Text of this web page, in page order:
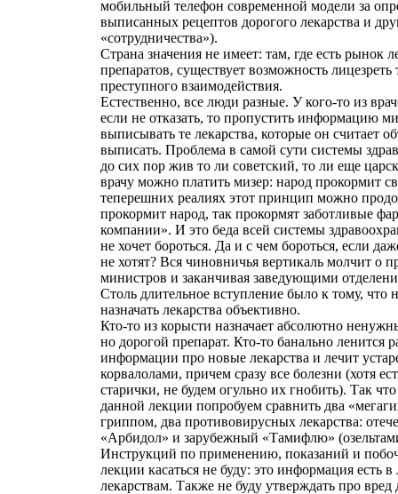
мобильный телефон современной модели за
выписанных рецептов дорогого лекарства и
«сотрудничества»).
Страна значения не имеет: там, где есть рынок
препаратов, существует возможность
преступного взаимодействия.
Естественно, все люди разные. У кого-то из
если не отказать, то пропустить информацию
выписывать те лекарства, которые он считает
выписать. Проблема в самой сути системы
до сих пор жив то ли советский, то ли еще
врачу можно платить мизер: народ прокормит
теперешних реалиях этот принцип можно
прокормит народ, так прокормят заботливые
компании». И это беда всей системы
не хочет бороться. Да и с чем бороться, если
не хотят? Вся чиновничья вертикаль молчит о
министров и заканчивая заведующими
Столь длительное вступление было к тому, что
назначать лекарства объективно.
Кто-то из корысти назначает абсолютно
но дорогой препарат. Кто-то банально ленится
информации про новые лекарства и лечит
корвалолами, причем сразу все болезни (хотя
старички, не будем огульно их гнобить). Так
данной лекции попробуем сравнить два
гриппом, два противовирусных лекарства:
«Арбидол» и зарубежный «Тамифлю»
Инструкций по применению, показаний и
лекции касаться не буду: это информация есть
лекарствам. Также не буду утверждать про